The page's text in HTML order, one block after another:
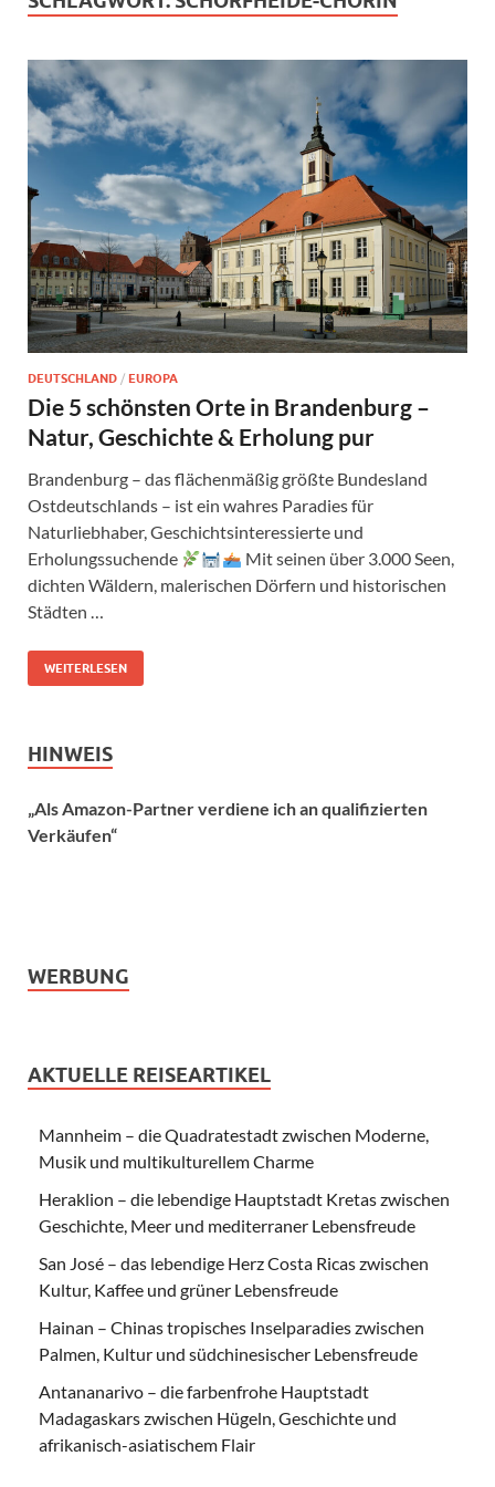
DEUTSCHLAND / EUROPA
Die 5 schönsten Orte in Brandenburg –
Natur, Geschichte & Erholung pur
Brandenburg – das flächenmäßig größte Bundesland
Ostdeutschlands – ist ein wahres Paradies für
Naturliebhaber, Geschichtsinteressierte und
Erholungssuchende
Mit seinen über 3.000 Seen,
dichten Wäldern, malerischen Dörfern und historischen
Städten …
WEITERLESEN
HINWEIS
„Als Amazon-Partner verdiene ich an qualifizierten
Verkäufen“
WERBUNG
AKTUELLE REISEARTIKEL
Mannheim – die Quadratestadt zwischen Moderne,
Musik und multikulturellem Charme
Heraklion – die lebendige Hauptstadt Kretas zwischen
Geschichte, Meer und mediterraner Lebensfreude
San José – das lebendige Herz Costa Ricas zwischen
Kultur, Kaffee und grüner Lebensfreude
Hainan – Chinas tropisches Inselparadies zwischen
Palmen, Kultur und südchinesischer Lebensfreude
Antananarivo – die farbenfrohe Hauptstadt
Madagaskars zwischen Hügeln, Geschichte und
afrikanisch-asiatischem Flair